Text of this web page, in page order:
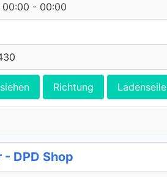
00:00 - 00:00
Richtung Ladenseile
DPD Shop